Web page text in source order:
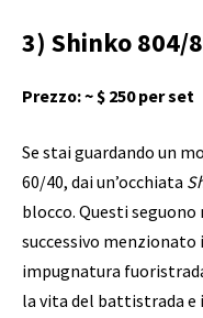
3) Shinko 804/
Prezzo: ~ $ 250 per set
Se stai guardando un
60/40, dai un’occhiata
blocco. Questi
successivo
impugnatura
la vita del battistrada